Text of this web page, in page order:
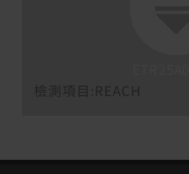
檢測項目:REACH